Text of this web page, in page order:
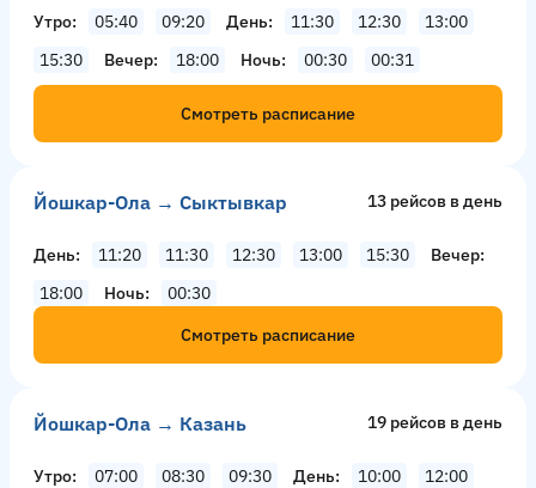
Утро 05:40 09:20 День 11:30 12:30
13:00
15:30
Вечер 18:00 Ночь 00:30 00:31
Смотреть расписание
Йошкар-Ола → Сыктывкар 13 рейсов в день
День 11:20 11:30 12:30 13:00 15:30
Вечер
18:00
Ночь
00:30
Смотреть расписание
Йошкар-Ола → Казань 19 рейсов в день
Утро 07:00 08:30 09:30 День 10:00
12:00